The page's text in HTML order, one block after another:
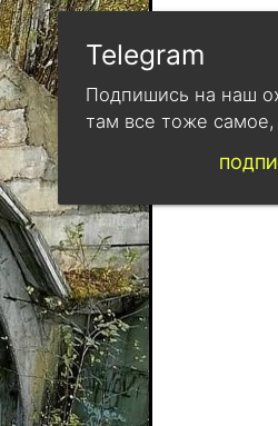
Telegram
Подпишись на наш
там все тоже